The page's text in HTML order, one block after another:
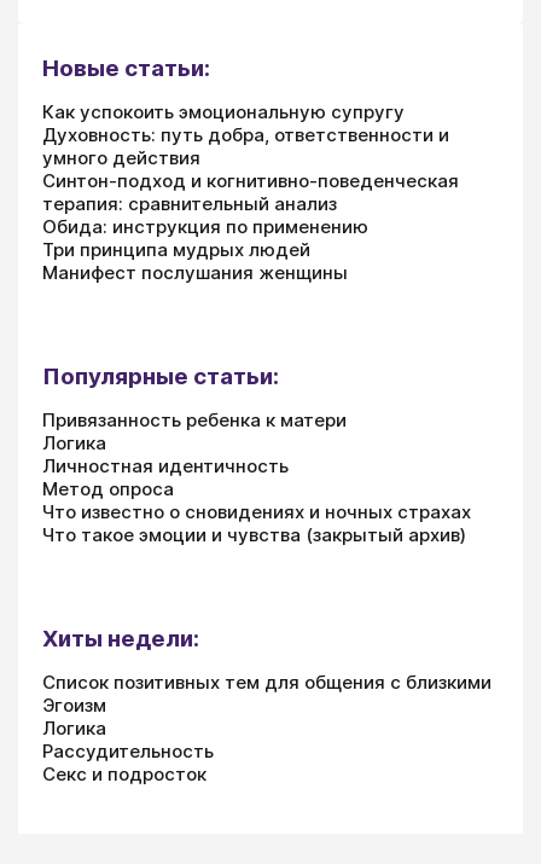
Новые статьи:
Как успокоить эмоциональную супругу
Духовность: путь добра, ответственности и
умного действия
Синтон-подход и когнитивно-поведенческая
терапия: сравнительный анализ
Обида: инструкция по применению
Три принципа мудрых людей
Манифест послушания женщины
Популярные статьи:
Привязанность ребенка к матери
Логика
Личностная идентичность
Метод опроса
Что известно о сновидениях и ночных страхах
Что такое эмоции и чувства (закрытый архив)
Хиты недели:
Список позитивных тем для общения с близкими
Эгоизм
Логика
Рассудительность
Секс и подросток